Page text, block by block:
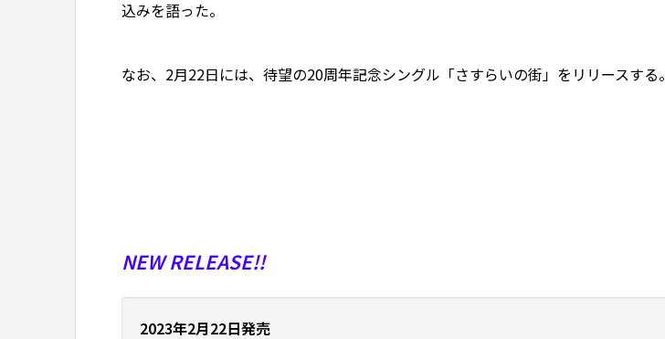
込みを語った。
なお、2月22日には、待望の20周年記念シングル「さすらいの街」をリリースする。
NEW RELEASE!!
2023年2月22日発売